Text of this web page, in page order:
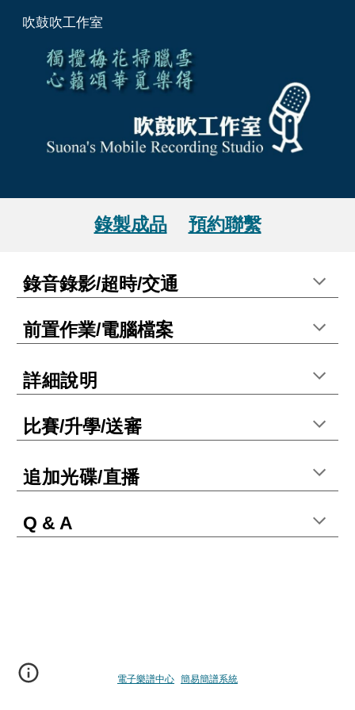
Skip to main content
吹鼓吹工作室
錄製成品 預約聯繫
錄音錄影/超時/交通
前置作業/電腦檔案
詳細說明
比賽/升學/送審
追加光碟/直播
Q & A
電子樂譜中心 簡易簡譜系統